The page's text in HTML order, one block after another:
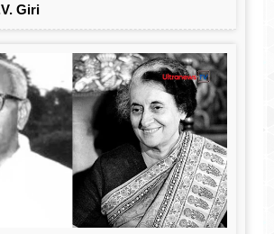
Giri